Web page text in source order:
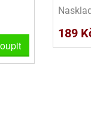
PRO
PRO
189